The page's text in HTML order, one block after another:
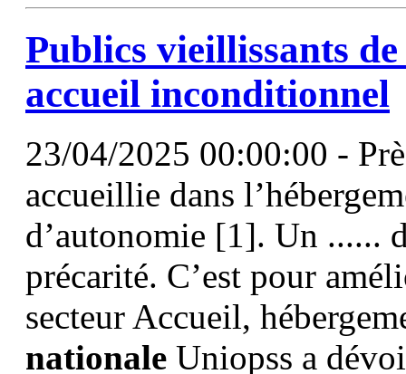
Publics vieillissants
accueil inconditionnel
23/04/2025 00:00:00 -
accueillie dans
d’autonomie [1]. Un ......
précarité. C’est pour
secteur Accueil,
nationale Uniopss a